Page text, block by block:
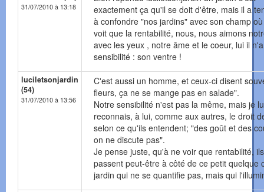
31/07/2010 à 13:18
exactement ça qu'il se doit d'être, mais il a
à confondre "nos jardins" avec son champ
voit que la rentabilité, nous, nous aimons
avec les yeux , notre âme et le coeur, lui il
sensibilité : son ventre !
luciletsonjardin
(54)
31/07/2010 à 13:56
C'est aussi un homme, et ceux-ci disent
fleurs, ça ne se mange pas en salade".
Notre sensibilité n'est pas la même, mais je
reconnais, à lui, comme aux autres, le droit
selon ce qu'ils entendent; "des goût et des
on ne discute pas".
Je pense juste, qu'à ne voir que rentabilité, ils
passent peut-être à côté de ce petit quelque
jardin qui ne se quantifie pas, mais qui